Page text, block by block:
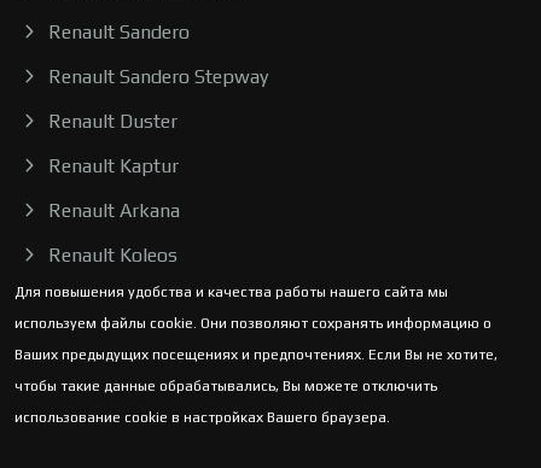
Renault Sandero
Renault Sandero Stepway
Renault Duster
Renault Kaptur
Renault Arkana
Renault Koleos
Для повышения удобства и качества работы нашего сайта мы
используем файлы cookie. Они позволяют сохранять информацию о
Ваших предыдущих посещениях и предпочтениях. Если Вы не хотите,
чтобы такие данные обрабатывались, Вы можете отключить
использование cookie в настройках Вашего браузера.